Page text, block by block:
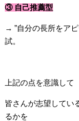
③ 自己推薦型
→ ”自分の長所をア
試。
上記の点を意識して
皆さんが志望してい
るかを